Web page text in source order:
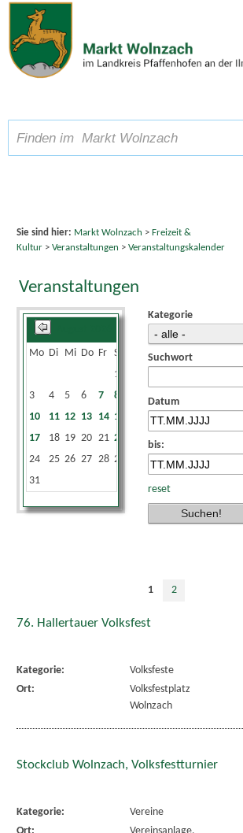
Zum Inhalt,zur Navigation
Schriftgröße A A A
Sie sind hier: Markt Wolnzach > Freizeit &
Kultur> Veranstaltungen > Veranstaltungskalender
Veranstaltungen
Mo Di Mi Do Fr Sa
1
3
4 5 6 7 8
10
11 12 13 14 15
17
18 19 20 21 22
24
25 26 27 28 29
31
Kategorie
Suchwort
Datum
bis:
reset
1 2
76. Hallertauer Volksfest
Kategorie:
Volksfeste
Ort:
Volksfestplatz
Wolnzach
Stockclub Wolnzach, Volksfestturnier
Kategorie:
Vereine